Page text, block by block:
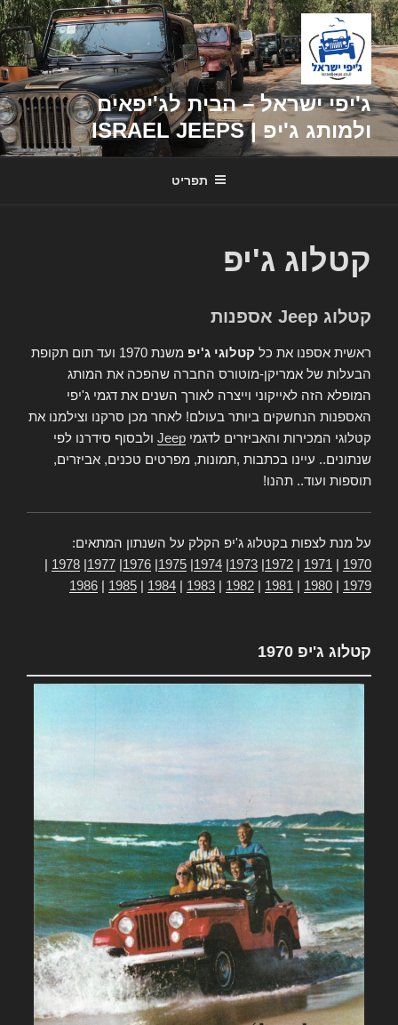
דילוג
לתוכן
ג'יפי ישראל – הבית לג'יפאים
ולמותג ג'יפ | ISRAEL JEEPS
תפריט
קטלוג ג'יפ
קטלוג Jeep אספנות
ראשית אספנו את כל קטלוגי ג'יפ
משנת 1970 ועד תום תקופת
הבעלות של אמריקן-מוטורס החברה שהפכה את המותג
המופלא הזה לאייקוני וייצרה לאורך השנים את דגמי ג'יפי
האספנות הנחשקים ביותר בעולם! לאחר מכן סרקנו וצילמנו את
קטלוגי המכירות והאביזרים לדגמי Jeep ולבסוף סידרנו לפי
שנתונים.. עיינו בכתבות ,תמונות, מפרטים טכנים, אביזרים,
תוספות ועוד.. תהנו!
על מנת לצפות בקטלוג ג'יפ הקלק על השנתון המתאים:
1970
1971
1972
1973
1974
1975
1976
1977
1978
1979
1980
1981
1982
1983
1984
1985
1986
קטלוג ג'יפ 1970